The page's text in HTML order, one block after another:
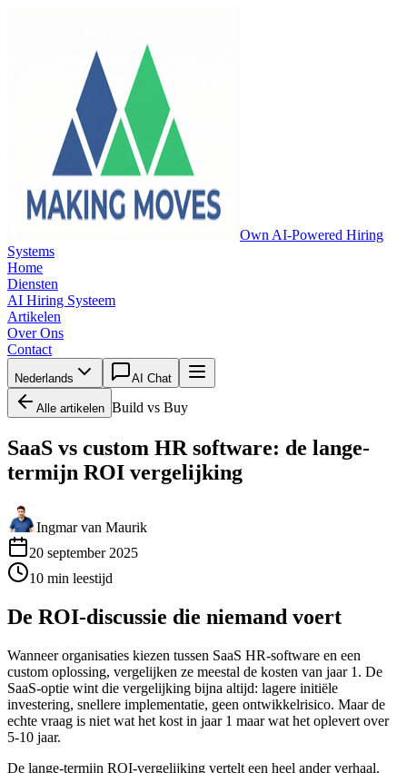
Own AI-Powered Hiring
Systems
Home
Diensten
AI Hiring Systeem
Artikelen
Over Ons
Contact
Nederlands AI Chat
Alle artikelen Build vs Buy
SaaS vs custom HR software: de lange-
termijn ROI vergelijking
Ingmar van Maurik
20 september 2025
10 min leestijd
De ROI-discussie die niemand voert
Wanneer organisaties kiezen tussen SaaS HR-software en een
custom oplossing, vergelijken ze meestal de kosten van jaar 1. De
SaaS-optie wint die vergelijking bijna altijd: lagere initiële
investering, snellere implementatie, geen ontwikkelrisico. Maar de
echte vraag is niet wat het kost in jaar 1 maar wat het oplevert over
5-10 jaar.
De lange-termijn ROI-vergelijking vertelt een heel ander verhaal.